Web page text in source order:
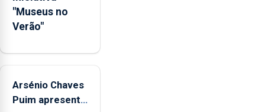
das
crianças
"Museus no
Verão"
Arsénio Chaves
Puim apresenta